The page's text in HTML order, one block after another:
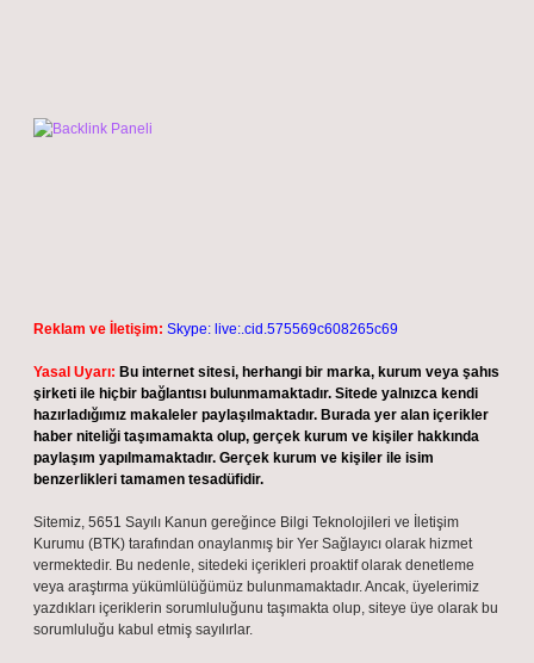
Reklam ve İletişim: Skype: live:.cid.575569c608265c69
Yasal Uyarı: Bu internet sitesi, herhangi bir marka, kurum veya şahıs
şirketi ile hiçbir bağlantısı bulunmamaktadır. Sitede yalnızca kendi
hazırladığımız makaleler paylaşılmaktadır. Burada yer alan içerikler
haber niteliği taşımamakta olup, gerçek kurum ve kişiler hakkında
paylaşım yapılmamaktadır. Gerçek kurum ve kişiler ile isim
benzerlikleri tamamen tesadüfidir.
Sitemiz, 5651 Sayılı Kanun gereğince Bilgi Teknolojileri ve İletişim
Kurumu (BTK) tarafından onaylanmış bir Yer Sağlayıcı olarak hizmet
vermektedir. Bu nedenle, sitedeki içerikleri proaktif olarak denetleme
veya araştırma yükümlülüğümüz bulunmamaktadır. Ancak, üyelerimiz
yazdıkları içeriklerin sorumluluğunu taşımakta olup, siteye üye olarak bu
sorumluluğu kabul etmiş sayılırlar.